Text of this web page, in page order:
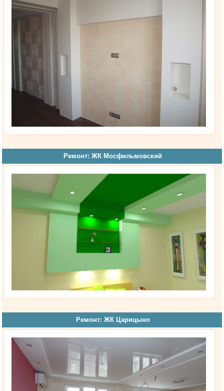
Ремонт: ЖК Мосфильмовский
Ремонт: ЖК Царицыно